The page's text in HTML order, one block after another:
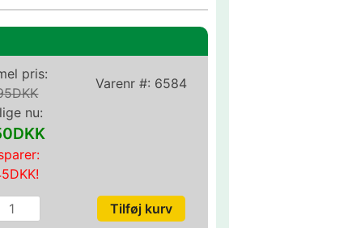
Varenr #: 6584
pris:
nu:
!